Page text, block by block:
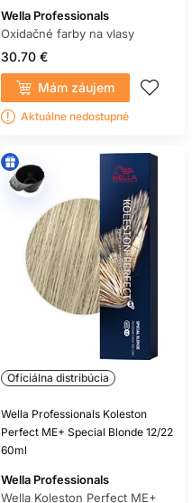
Wella Professionals
Oxidačné farby na vlasy
30.70 €
Mám záujem
Aktuálne nedostupné
Oficiálna distribúcia
Wella Professionals Koleston
Perfect ME+ Special Blonde 12/22
60ml
Wella Professionals
Wella Koleston Perfect ME+